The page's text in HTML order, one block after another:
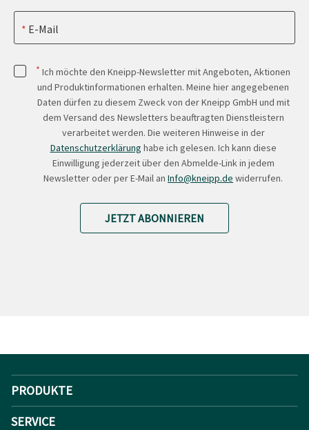
E-Mail
* Ich möchte den Kneipp-Newsletter mit Angeboten, Aktionen
und Produktinformationen erhalten. Meine hier angegebenen
Daten dürfen zu diesem Zweck von der Kneipp GmbH und mit
dem Versand des Newsletters beauftragten Dienstleistern
verarbeitet werden. Die weiteren Hinweise in der
Datenschutzerklärung habe ich gelesen. Ich kann diese
Einwilligung jederzeit über den Abmelde-Link in jedem
Newsletter oder per E-Mail an Info@kneipp.de widerrufen.
JETZT ABONNIEREN
PRODUKTE
SERVICE